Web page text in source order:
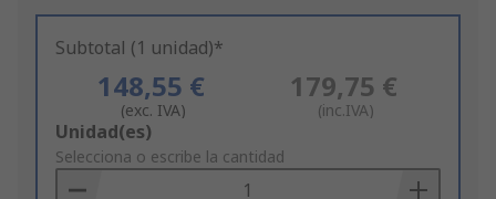
Subtotal (1 unidad)*
148,55 €
(exc. IVA)
179,75 €
(inc.IVA)
Add
to
Basket
Unidad(es)
Selecciona o escribe la cantidad